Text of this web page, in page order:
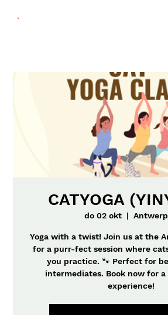
CATYOGA
do 02 okt
  |
Yoga with a twist! Join us at the
for a purr-fect session where
you practice. 🐾 Perfect for
intermediates. Book now for a
experience!